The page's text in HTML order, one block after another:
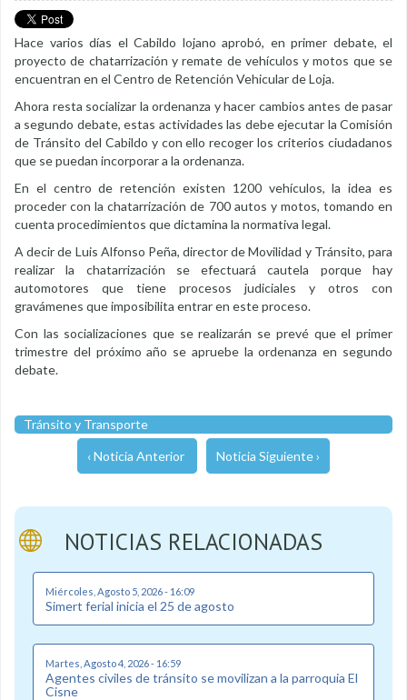
Hace varios días el Cabildo lojano aprobó, en primer debate, el
proyecto de chatarrización y remate de vehículos y motos que se
encuentran en el Centro de Retención Vehicular de Loja.
Ahora resta socializar la ordenanza y hacer cambios antes de pasar
a segundo debate, estas actividades las debe ejecutar la Comisión
de Tránsito del Cabildo y con ello recoger los criterios ciudadanos
que se puedan incorporar a la ordenanza.
En el centro de retención existen 1200 vehículos, la idea es
proceder con la chatarrización de 700 autos y motos, tomando en
cuenta procedimientos que dictamina la normativa legal.
A decir de Luis Alfonso Peña, director de Movilidad y Tránsito, para
realizar la chatarrización se efectuará cautela porque hay
automotores que tiene procesos judiciales y otros con
gravámenes que imposibilita entrar en este proceso.
Con las socializaciones que se realizarán se prevé que el primer
trimestre del próximo año se apruebe la ordenanza en segundo
debate.
Tránsito y Transporte
‹ Noticia Anterior Noticia Siguiente ›
NOTICIAS RELACIONADAS
Miércoles, Agosto 5, 2026 - 16:09
Simert ferial inicia el 25 de agosto
Martes, Agosto 4, 2026 - 16:59
Agentes civiles de tránsito se movilizan a la parroquia El
Cisne